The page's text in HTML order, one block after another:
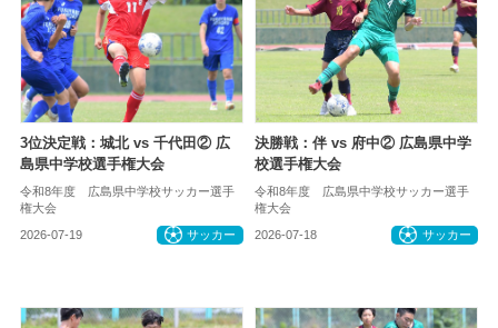
3位決定戦：城北 vs 千代田② 広
島県中学校選手権大会
令和8年度 広島県中学校サッカー選手
権大会
2026-07-19 サッカー
決勝戦：伴 vs 府中② 広島県中学
校選手権大会
令和8年度 広島県中学校サッカー選手
権大会
2026-07-18 サッカー